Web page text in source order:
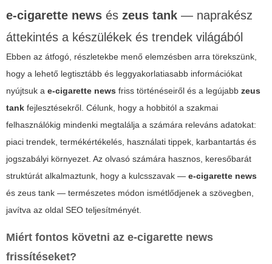
e-cigarette news és zeus tank — naprakész
áttekintés a készülékek és trendek világából
Ebben az átfogó, részletekbe menő elemzésben arra törekszünk,
hogy a lehető legtisztább és leggyakorlatiasabb információkat
nyújtsuk a e-cigarette news friss történéseiről és a legújabb zeus
tank fejlesztésekről. Célunk, hogy a hobbitól a szakmai
felhasználókig mindenki megtalálja a számára releváns adatokat:
piaci trendek, termékértékelés, használati tippek, karbantartás és
jogszabályi környezet. Az olvasó számára hasznos, keresőbarát
struktúrát alkalmaztunk, hogy a kulcsszavak — e-cigarette news
és zeus tank — természetes módon ismétlődjenek a szövegben,
javítva az oldal SEO teljesítményét.
Miért fontos követni az e-cigarette news
frissítéseket?